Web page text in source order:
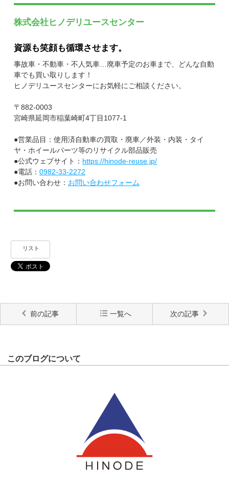
株式会社ヒノデリユースセンター
資源も笑顔も循環させます。
事故車・不動車・不人気車…廃車予定のお車まで、どんな自動
車でも買い取りします！
ヒノデリユースセンターにお気軽にご相談ください。
〒882-0003
宮崎県延岡市稲葉崎町4丁目1077-1
●営業品目：使用済自動車の買取・廃車／外装・内装・タイ
ヤ・ホイールパーツ等のリサイクル部品販売
●公式ウェブサイト： https://hinode-reuse.jp/
●電話：0982-33-2272
●お問い合わせ： お問い合わせフォーム
リスト
前の記事 一覧へ 次の記事
このブログについて